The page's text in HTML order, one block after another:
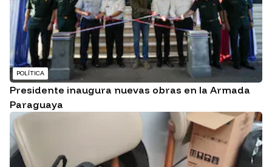
POLÍTICA
Presidente inaugura nuevas obras en la Armada
Paraguaya